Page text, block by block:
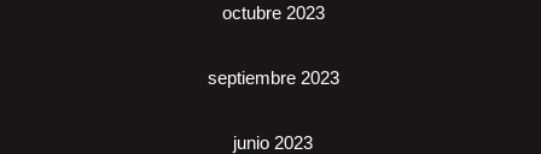
octubre 2023
septiembre 2023
junio 2023